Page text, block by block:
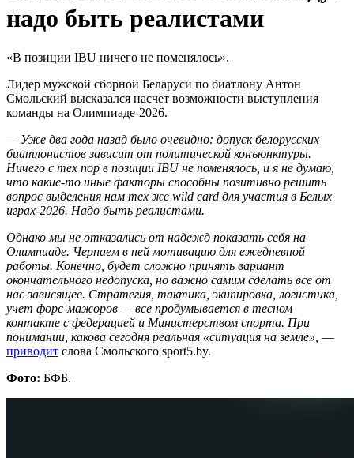
надо быть реалистами
«В позиции IBU ничего не поменялось».
Лидер мужской сборной Беларуси по биатлону Антон
Смольский высказался насчет возможности выступления
команды на Олимпиаде-2026.
— Уже два года назад было очевидно: допуск белорусских
биатлонистов зависит от политической конъюнктуры.
Ничего с тех пор в позиции IBU не поменялось, и я не думаю,
что какие-то иные факторы способны позитивно решить
вопрос выделения нам тех же wild card для участия в Белых
играх-2026. Надо быть реалистами.
Однако мы не отказались от надежд показать себя на
Олимпиаде. Черпаем в ней мотивацию для ежедневной
работы. Конечно, будет сложно принять вариант
окончательного недопуска, но важно самим сделать все от
нас зависящее. Стратегия, тактика, экипировка, логистика,
учет форс-мажоров — все продумывается в тесном
контакте с федерацией и Министерством спорта. При
понимании, какова сегодня реальная «ситуация на земле», —
приводит слова Смольского sport5.by.
Фото: БФБ.